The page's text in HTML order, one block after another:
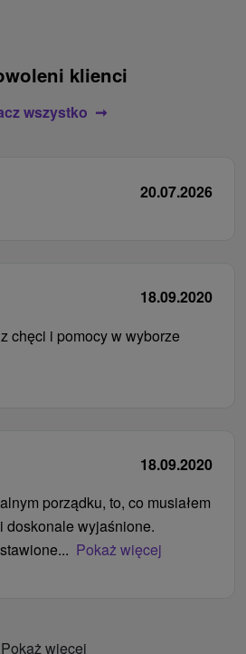
klienci
wszystko
20.07.2026
18.09.2020
chęci i pomocy w wyborze
18.09.2020
porządku, to, co musiałem
doskonale wyjaśnione.
Pokaż więcej
Pokaż więcej